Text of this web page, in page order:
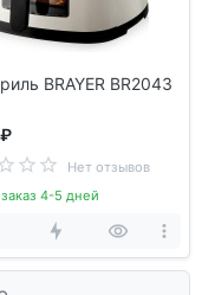
BRAYER BR2043
Нет отзывов
4-5 дней